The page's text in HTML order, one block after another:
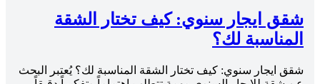
شقق ايجار سنوي: كيف تختار الشقة
المناسبة لك؟
شقق ايجار سنوي: كيف تختار الشقة المناسبة لك؟ يُعتبر البحث